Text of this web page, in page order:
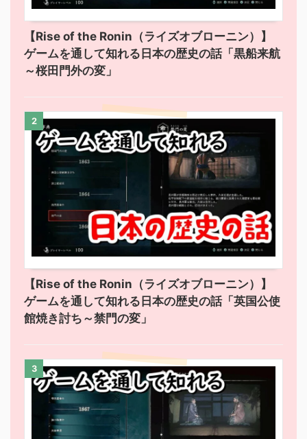
【Rise of the Ronin（ライズオブローニン）】
ゲームを通して知れる日本の歴史の話「黒船来航
～桜田門外の変」
2
【Rise of the Ronin（ライズオブローニン）】
ゲームを通して知れる日本の歴史の話「英国公使
館焼き討ち～禁門の変」
3